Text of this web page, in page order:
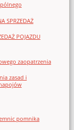
SPRZEDAŻ
POJAZDU
zaopatrzenia
zasad i
pomnika